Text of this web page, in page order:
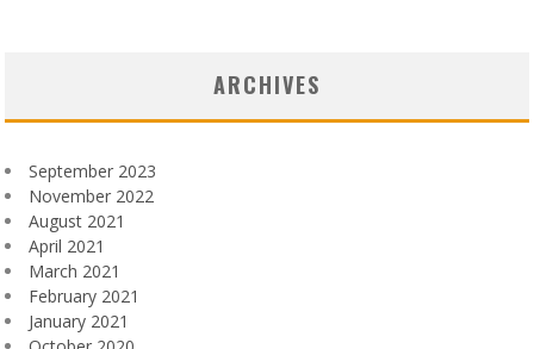
ARCHIVES
September 2023
November 2022
August 2021
April 2021
March 2021
February 2021
January 2021